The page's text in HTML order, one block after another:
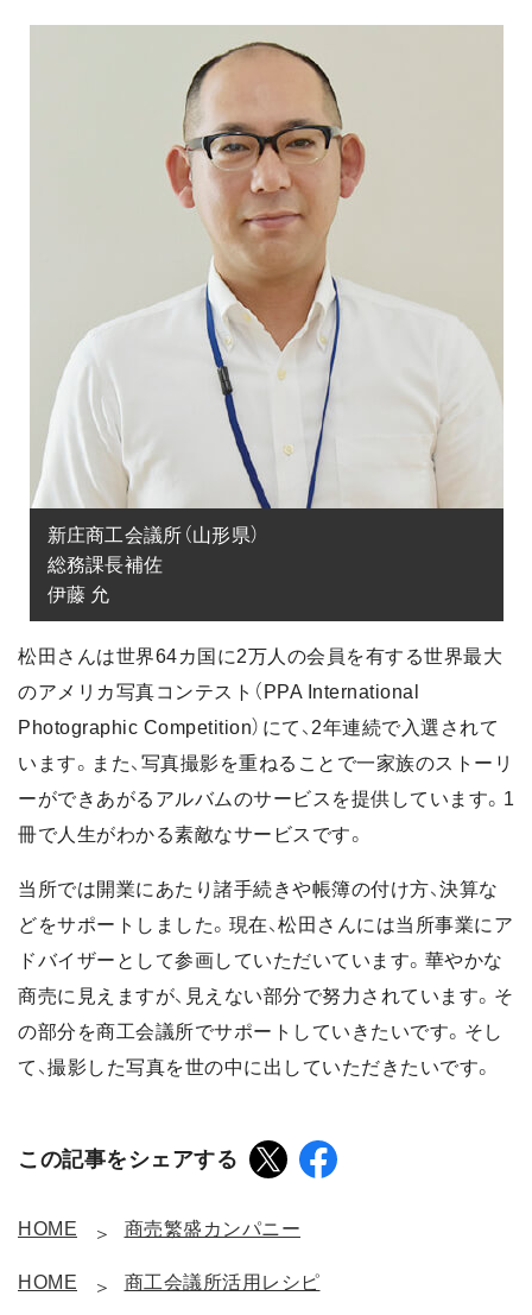
新庄商工会議所（山形県）
総務課長補佐
伊藤 允
松田さんは世界64カ国に2万人の会員を有する世界最大
のアメリカ写真コンテスト（PPA International
Photographic Competition）にて、2年連続で入選されて
います。また、写真撮影を重ねることで一家族のストーリ
ーができあがるアルバムのサービスを提供しています。1
冊で人生がわかる素敵なサービスです。
当所では開業にあたり諸手続きや帳簿の付け方、決算な
どをサポートしました。現在、松田さんには当所事業にア
ドバイザーとして参画していただいています。華やかな
商売に見えますが、見えない部分で努力されています。そ
の部分を商工会議所でサポートしていきたいです。そし
て、撮影した写真を世の中に出していただきたいです。
この記事をシェアする
HOME 商売繁盛カンパニー
HOME 商工会議所活用レシピ